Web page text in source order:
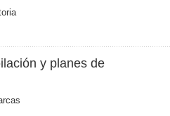
y planes de